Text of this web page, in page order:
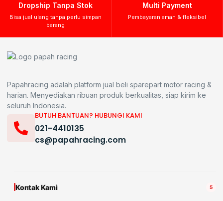
Dropship Tanpa Stok
Bisa jual ulang tanpa perlu simpan
barang
Multi Payment
Pembayaran aman & fleksibel
Papahracing adalah platform jual beli sparepart motor racing &
harian. Menyediakan ribuan produk berkualitas, siap kirim ke
seluruh Indonesia.
BUTUH BANTUAN? HUBUNGI KAMI
021-4410135
cs@papahracing.com
Kontak Kami 5